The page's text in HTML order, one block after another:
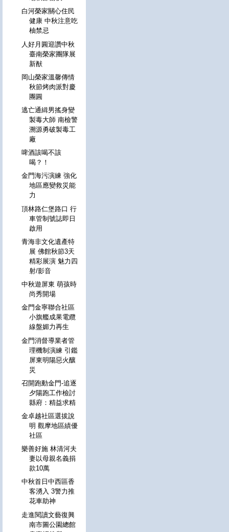
白河榮家關心住民
健康 中秋注意吃
柚禁忌
人好月圓迎讚中秋
臺南榮家團隊展
新猷
岡山榮家溫馨傳情
秋節烤肉派對慶
團圓
逃亡通緝男搖身變
製毒大師 南檢警
溯源勇破製毒工
廠
啤酒該喝不該
喝？！
金門海污演練 強化
地區應變救災能
力
頂林路仁堡路口 行
車管制號誌即日
啟用
青海非文化遺產特
展 佛館秋節3天
精彩展演 魅力四
射/影音
中秋遊屏東 萌孩時
尚秀開場
金門金寧聯合社區
小旗艦成果電纜
線盤媚力再生
金門消督導業者管
理機制演練 引鑑
屏東明陽惡火釀
災
召開跑動金門-追逐
夕陽跑工作檢討
縣府：精益求精
金卓越社區選拔說
明 觀摩地區績優
社區
樂善好施 林清河夫
妻以母親名義捐
款10萬
中秋首日中西區香
客湧入 3警力推
花車助神
走進閱讀文藝復興
南市圖公園總館